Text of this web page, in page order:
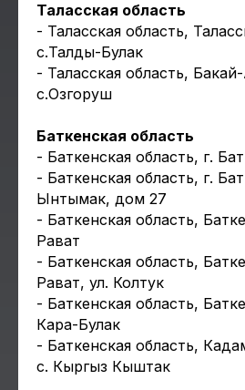
Таласская область
- Таласская область,
с.Талды-Булак
- Таласская область,
с.Озгоруш
Баткенская область
- Баткенская область, г.
- Баткенская область, г.
Ынтымак, дом 27
- Баткенская область,
Рават
- Баткенская область,
Рават, ул. Колтук
- Баткенская область,
Кара-Булак
- Баткенская область,
с. Кыргыз Кыштак